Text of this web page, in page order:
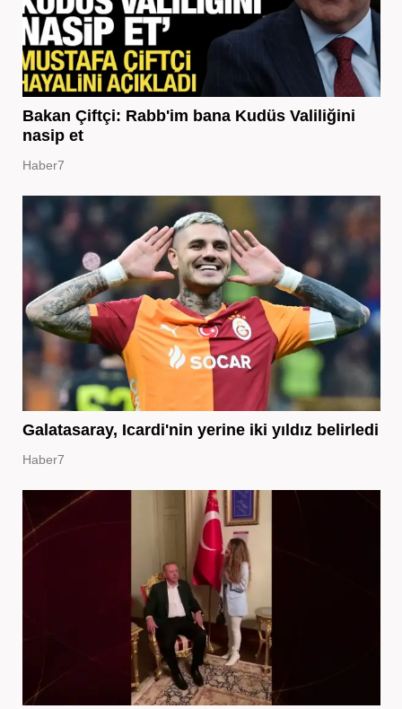
Bakan Çiftçi: Rabb'im bana Kudüs Valiliğini
nasip et
Haber7
Galatasaray, Icardi'nin yerine iki yıldız belirledi
Haber7